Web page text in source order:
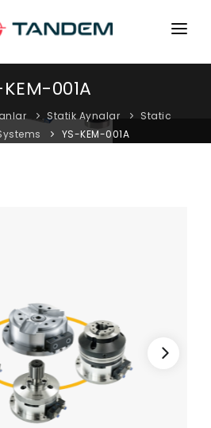
001A
Statik Aynalar
Static
YS-KEM-001A